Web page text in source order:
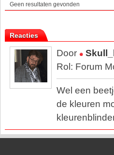
Geen resultaten gevonden
Reacties
Door
Rol: Forum
Wel een
de kleuren